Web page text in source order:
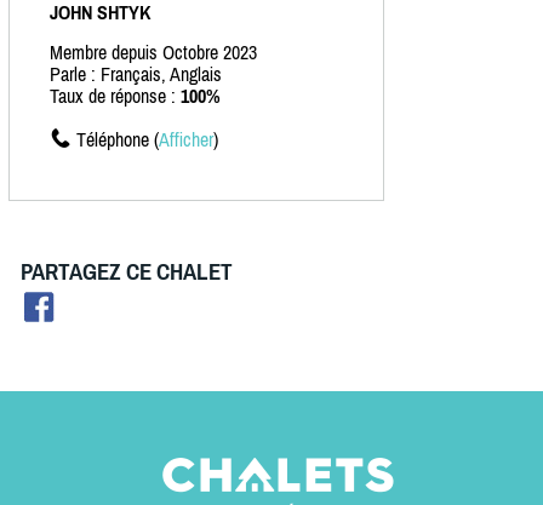
JOHN SHTYK
Membre depuis Octobre 2023
Parle : Français, Anglais
Taux de réponse : 100%
Téléphone (Afficher)
PARTAGEZ CE CHALET